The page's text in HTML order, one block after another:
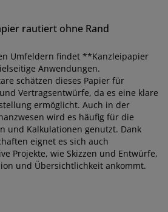
rautiert ohne Rand
Umfeldern findet **Kanzleipapier
Anwendungen.
schätzen dieses Papier für
Vertragsentwürfe, da es eine klare
ermöglicht. Auch in der
wird es häufig für die
und Kalkulationen genutzt. Dank
eignet es sich auch
Projekte, wie Skizzen und Entwürfe,
und Übersichtlichkeit ankommt.